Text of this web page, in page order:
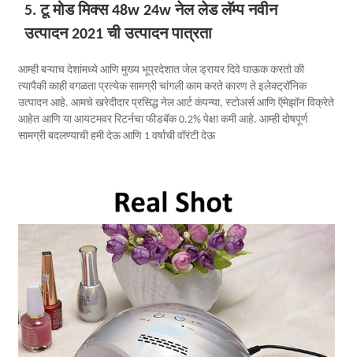
5. टू मोड मिक्स 48w 24w नेल लेड लॅम्प नवीन
उत्पादन 2021 ची उत्पादन पात्रता
आम्ही बऱ्याच देशांमध्ये आणि मुख्य भूप्रदेशात जेल ड्रायर दिवे घाऊक करतो की
त्यापैकी काही वगळता प्रत्येक सामग्री चांगली काम करते कारण ते इलेक्ट्रॉनिक
उत्पादन आहे. आमचे खरेदीदार प्रसिद्ध नेल आर्ट कंपन्या, स्टोअर्स आणि ऍमेझॉन विक्रेते
आहेत आणि या आयटमवर रिटर्नचा फीडबॅक 0.2% पेक्षा कमी आहे. आम्ही दोषपूर्ण
सामग्री बदलण्याची हमी देऊ आणि 1 वर्षाची वॉरंटी देऊ